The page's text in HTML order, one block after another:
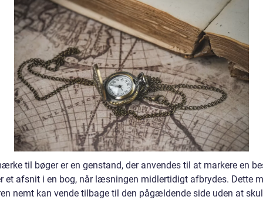
til bøger er en genstand, der anvendes til at markere en
et afsnit i en bog, når læsningen midlertidigt afbrydes. Dette
nemt kan vende tilbage til den pågældende side uden at